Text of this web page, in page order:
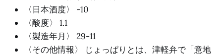
〈日本酒度〉 -10
〈酸度〉 1.1
〈製造年月〉 29-11
〈その他情報〉 じょっぱりとは、津軽弁で「意地